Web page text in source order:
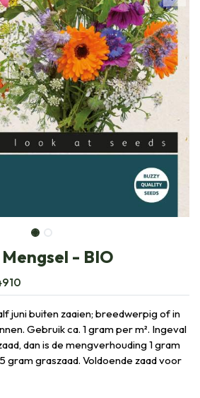
- BIO
juni buiten zaaien; breedwerpig of in
Gebruik ca. 1 gram per m². Ingeval
dan is de mengverhouding 1 gram
gram graszaad. Voldoende zaad voor